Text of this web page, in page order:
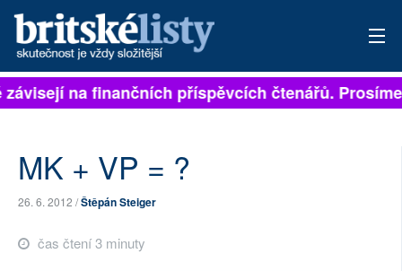
PŘIHLÁSIT
ARCHIV
na finančních příspěvcích čtenářů.
MK + VP = ?
26. 6. 2012 /Štěpán Steiger
čas čtení 3 minuty